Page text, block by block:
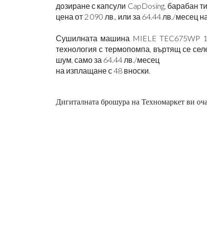
дозиране с капсули CapDosing, барабан
цена от 2 090 лв., или за 64.44 лв./месец
Сушилната машина MIELE TEC675WP
технология с термопомпа, въртящ се
шум, само за 64.44 лв./месец
на изплащане с 48 вноски.
Дигиталната брошура на Техномаркет ви